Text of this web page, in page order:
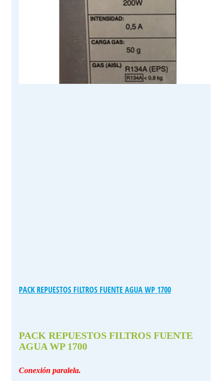
PACK REPUESTOS FILTROS FUENTE AGUA WP 1700
PACK REPUESTOS FILTROS FUENTE
AGUA WP 1700
Conexión paralela.